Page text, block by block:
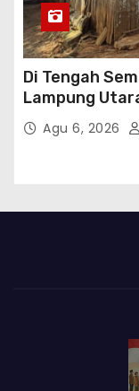
Di Tengah
Lampung
Agu 6, 2026